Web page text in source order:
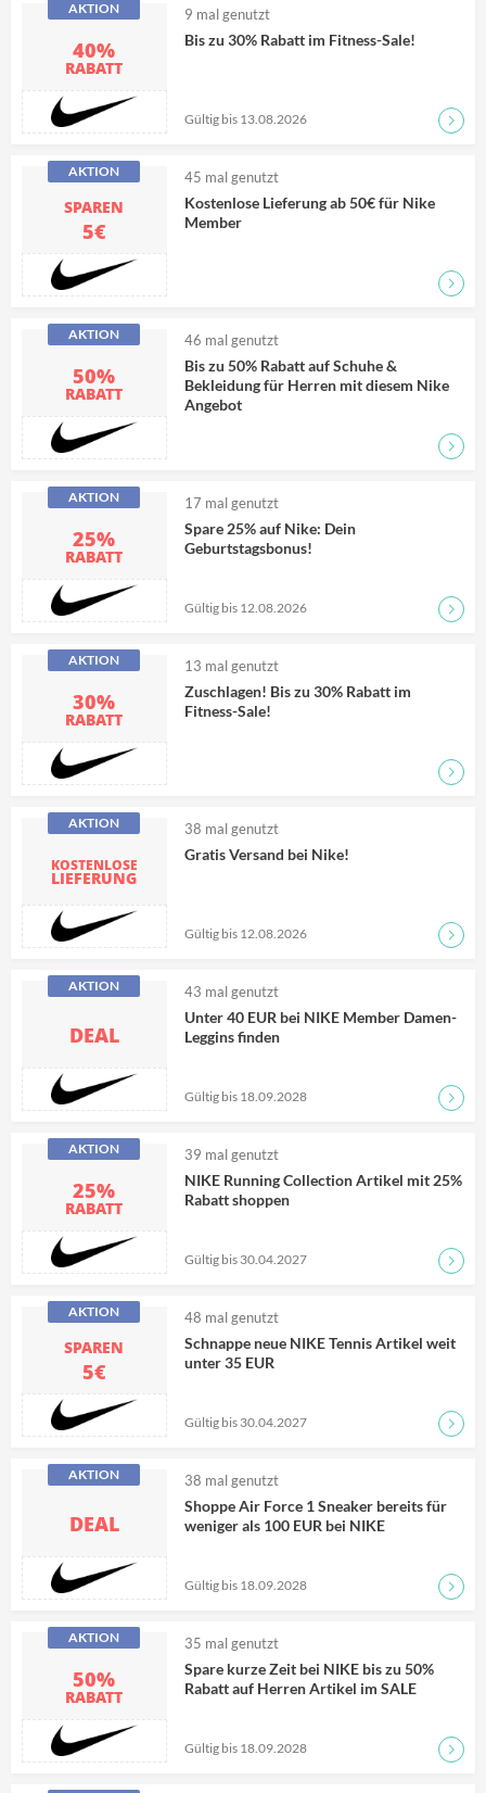
40%
RABATT
AKTION 9 mal genutzt
Bis zu 30% Rabatt im Fitness-Sale!
Gültig bis 13.08.2026 Zum
SPAREN
5€
AKTION 45 mal genutzt
Kostenlose Lieferung ab 50€ für Nike
Member
Zum
50%
RABATT
AKTION 46 mal genutzt
Bis zu 50% Rabatt auf Schuhe &
Bekleidung für Herren mit diesem Nike
Angebot
Zum
25%
RABATT
AKTION 17 mal genutzt
Spare 25% auf Nike: Dein
Geburtstagsbonus!
Gültig bis 12.08.2026 Zum
30%
RABATT
AKTION 13 mal genutzt
Zuschlagen! Bis zu 30% Rabatt im
Fitness-Sale!
Zum
KOSTENLOSE
LIEFERUNG
AKTION 38 mal genutzt
Gratis Versand bei Nike!
Gültig bis 12.08.2026 Zum
DEAL
AKTION 43 mal genutzt
Unter 40 EUR bei NIKE Member Damen-
Leggins finden
Gültig bis 18.09.2028 Zum
25%
RABATT
AKTION 39 mal genutzt
NIKE Running Collection Artikel mit 25%
Rabatt shoppen
Gültig bis 30.04.2027 Zum
SPAREN
5€
AKTION 48 mal genutzt
Schnappe neue NIKE Tennis Artikel weit
unter 35 EUR
Gültig bis 30.04.2027 Zum
DEAL
AKTION 38 mal genutzt
Shoppe Air Force 1 Sneaker bereits für
weniger als 100 EUR bei NIKE
Gültig bis 18.09.2028 Zum
50%
RABATT
AKTION 35 mal genutzt
Spare kurze Zeit bei NIKE bis zu 50%
Rabatt auf Herren Artikel im SALE
Gültig bis 18.09.2028 Zum